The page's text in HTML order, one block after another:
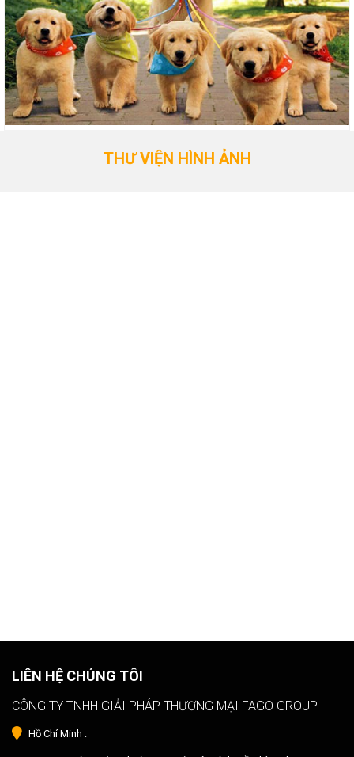
THƯ VIỆN HÌNH ẢNH
LIÊN HỆ CHÚNG TÔI
CÔNG TY TNHH GIẢI PHÁP THƯƠNG MẠI FAGO GROUP
Hồ Chí Minh :